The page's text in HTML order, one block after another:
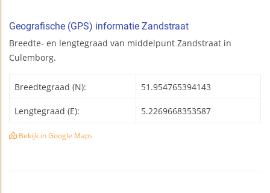
Geografische (GPS) informatie Zandstraat
Breedte- en lengtegraad van middelpunt Zandstraat in
Culemborg.
Breedtegraad (N): 51.954765394143
Lengtegraad (E): 5.2269668353587
Bekijk in Google Maps